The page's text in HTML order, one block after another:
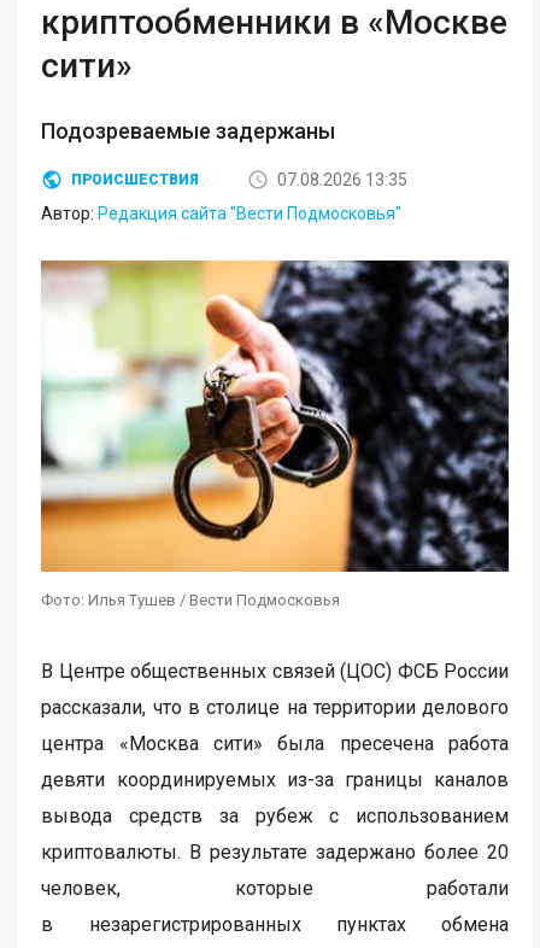
криптообменники в «Москве
сити»
Подозреваемые задержаны
ПРОИСШЕСТВИЯ
07.08.2026 13:35
Автор: Редакция сайта "Вести Подмосковья"
Фото: Илья Тушев / Вести Подмосковья
В Центре общественных связей (ЦОС) ФСБ России
рассказали, что в столице на территории делового
центра «Москва сити» была пресечена работа
девяти координируемых из-за границы каналов
вывода средств за рубеж с использованием
криптовалюты. В результате задержано более 20
человек, которые работали
в незарегистрированных пунктах обмена